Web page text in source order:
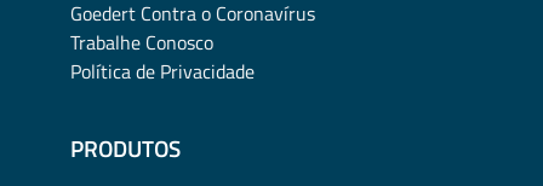
Goedert Contra o Coronavírus
Trabalhe Conosco
Política de Privacidade
PRODUTOS